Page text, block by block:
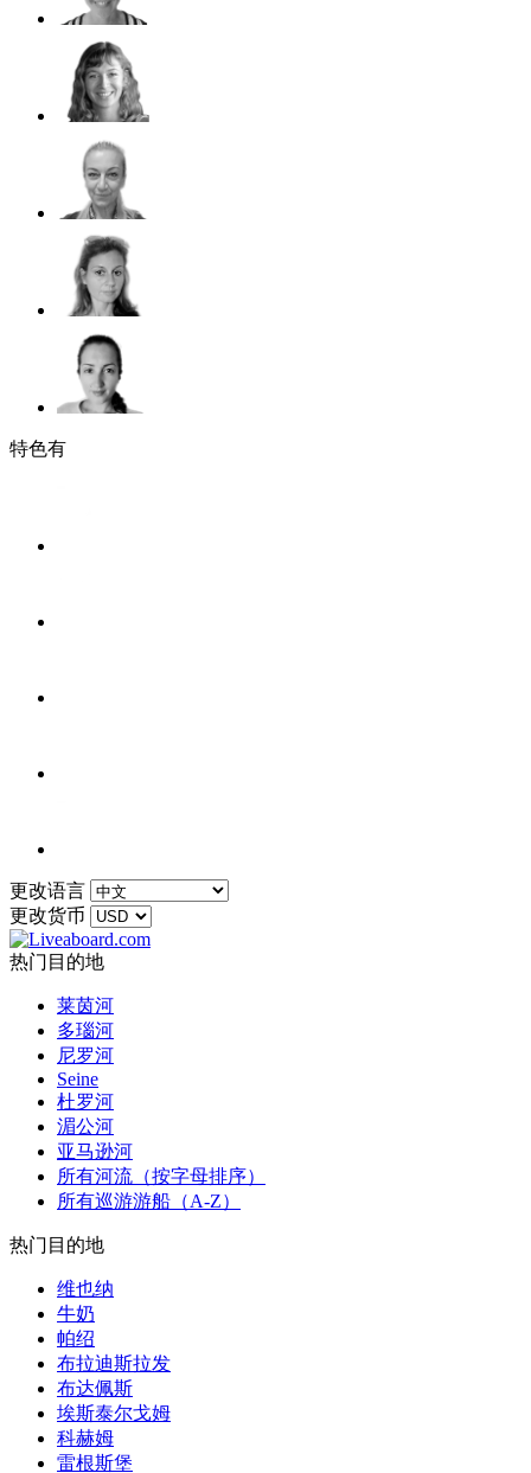
特色有
更改语言
更改货币
热门目的地
莱茵河
多瑙河
尼罗河
Seine
杜罗河
湄公河
亚马逊河
所有河流（按字母排序）
所有巡游游船（A-Z）
热门目的地
维也纳
牛奶
帕绍
布拉迪斯拉发
布达佩斯
埃斯泰尔戈姆
科赫姆
雷根斯堡